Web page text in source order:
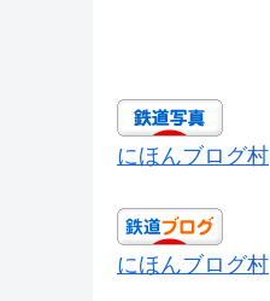
にほんブログ村
にほんブログ村